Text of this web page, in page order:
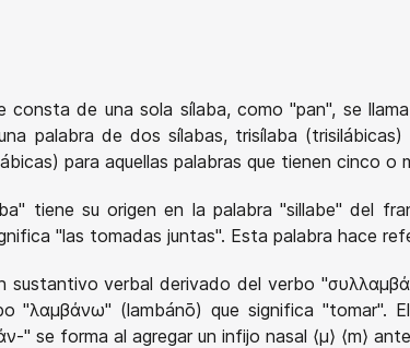
consta de una sola sílaba, como "pan", se
palabra de dos sílabas, trisílaba
para aquellas palabras que tienen cinco o
tiene su origen en la palabra "sillabe" del
"las tomadas juntas". Esta palabra hace
sustantivo verbal derivado del verbo
"λαμβάνω" (lambánō) que significa "tomar".
" se forma al agregar un infijo nasal ⟨μ⟩ ⟨m⟩